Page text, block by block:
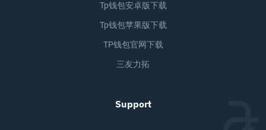
Tp钱包安卓版下载
Tp钱包苹果版下载
TP钱包官网下载
三友力拓
Support